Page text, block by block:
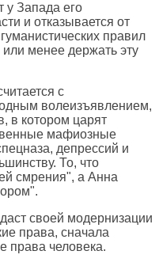
у Запада его
и отказывается от
правил
менее держать эту
с
волеизъявлением,
в котором царят
мафиозные
депрессий и
То, что
смрения", а Анна
своей модернизации
права, сначала
права человека.